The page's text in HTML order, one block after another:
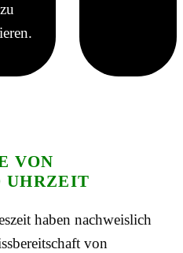
zu
VON
UHRZEIT
haben nachweislich
von